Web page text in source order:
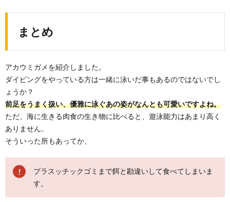
まとめ
アカウミガメを紹介しました。
ダイビングをやっている方は一緒に泳いだ事もあるのではないでし
ょうか？
前足をうまく扱い、優雅に泳ぐあの姿がなんとも可愛いですよね。
ただ、海に生きる肉食の生き物に比べると、遊泳能力はあまり高く
ありません。
そういった所もあってか、
プラスッチックゴミまで餌と勘違いして食べてしまいま
す。